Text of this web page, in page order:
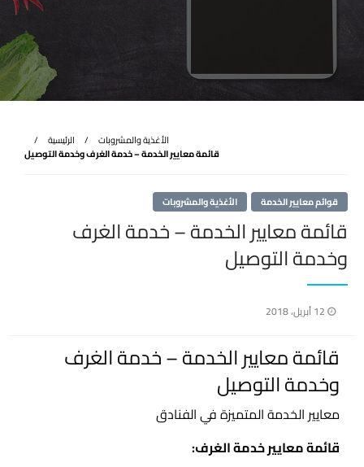
الرئيسية
الأغذية والمشروبات
قائمة معايير الخدمة – خدمة الغرف وخدمة التوصيل
الأغذية والمشروبات قوائم معايير الخدمة
قائمة معايير الخدمة – خدمة الغرف
وخدمة التوصيل
نُشر
12 أبريل، 2018
قائمة معايير الخدمة – خدمة الغرف
وخدمة التوصيل
معايير الخدمة المتميزة في الفنادق
قائمة معايير خدمة الغرف: